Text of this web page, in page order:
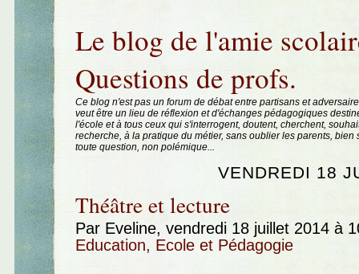
Le blog de l'amie
Questions de profs.
Ce blog n'est pas un forum de débat entre partisans et
veut être un lieu de réflexion et d'échanges pédagogiques
l'école et à tous ceux qui s'interrogent, doutent, cherchent,
recherche, à la pratique du métier, sans oublier les parents, bien
toute question, non polémique...
VENDREDI 18
Théâtre et lecture
Par Eveline, vendredi 18 juillet 2014 à
Education, Ecole et Pédagogie